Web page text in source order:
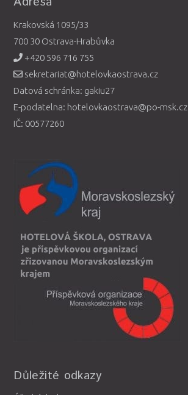
Krakovská 1095/33
700 30 Ostrava-Hrabůvka
+420 596 716 755
sekretariat@hotelovkaostrava.cz
Datová schránka: gakiu27
E-podatelna: hotelovkaostrava@po-msk.cz
IČ: 00577260
Důležité odkazy